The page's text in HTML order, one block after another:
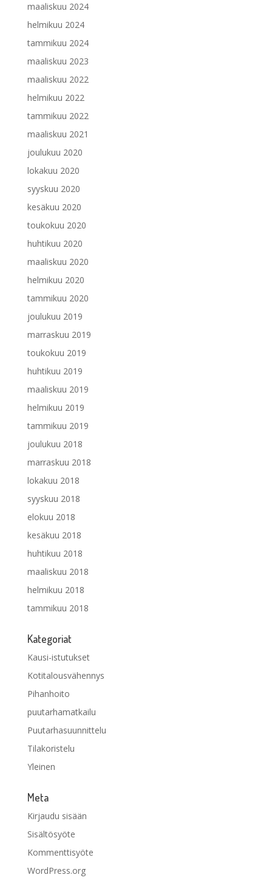
maaliskuu 2024
helmikuu 2024
tammikuu 2024
maaliskuu 2023
maaliskuu 2022
helmikuu 2022
tammikuu 2022
maaliskuu 2021
joulukuu 2020
lokakuu 2020
syyskuu 2020
kesäkuu 2020
toukokuu 2020
huhtikuu 2020
maaliskuu 2020
helmikuu 2020
tammikuu 2020
joulukuu 2019
marraskuu 2019
toukokuu 2019
huhtikuu 2019
maaliskuu 2019
helmikuu 2019
tammikuu 2019
joulukuu 2018
marraskuu 2018
lokakuu 2018
syyskuu 2018
elokuu 2018
kesäkuu 2018
huhtikuu 2018
maaliskuu 2018
helmikuu 2018
tammikuu 2018
Kategoriat
Kausi-istutukset
Kotitalousvähennys
Pihanhoito
puutarhamatkailu
Puutarhasuunnittelu
Tilakoristelu
Yleinen
Meta
Kirjaudu sisään
Sisältösyöte
Kommenttisyöte
WordPress.org